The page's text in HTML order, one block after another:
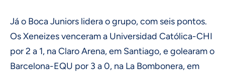
Já o Boca Juniors lidera o grupo, com seis pontos.
Os Xeneizes venceram a Universidad Católica-CHI
por 2 a 1, na Claro Arena, em Santiago, e golearam o
Barcelona-EQU por 3 a 0, na La Bombonera, em